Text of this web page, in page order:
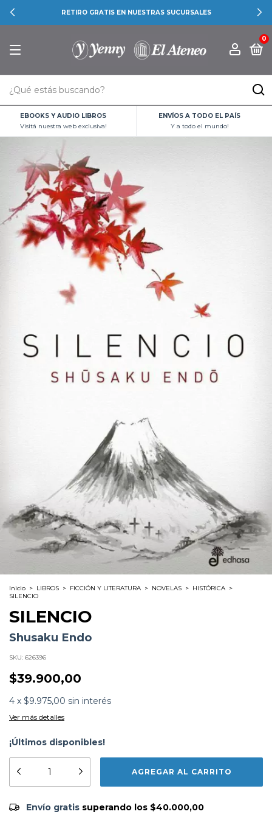
RETIRO GRATIS EN NUESTRAS SUCURSALES
0
EBOOKS Y AUDIO LIBROS
Visitá nuestra web exclusiva!
ENVÍOS A TODO EL PAÍS
Y a todo el mundo!
Inicio > LIBROS > FICCIÓN Y LITERATURA > NOVELAS > HISTÓRICA >
SILENCIO
SILENCIO
Shusaku Endo
SKU: 626396
$39.900,00
4 x $9.975,00 sin interés
Ver más detalles
¡Últimos disponibles!
Envío gratis $40.000,00
Envío gratis superando los $40.000,00
Editorial:
Edhasa
N°Páginas:256